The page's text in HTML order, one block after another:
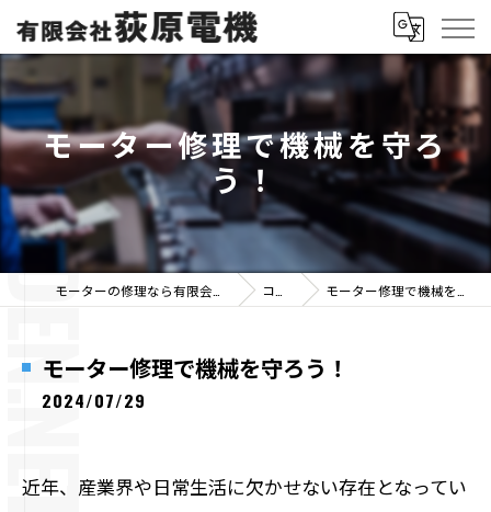
モーター修理で機械を守ろ
う！
コラム モーター修理で機械を守ろう！
モーター修理で機械を守ろう！
2024/07/29
近年、産業界や日常生活に欠かせない存在となってい